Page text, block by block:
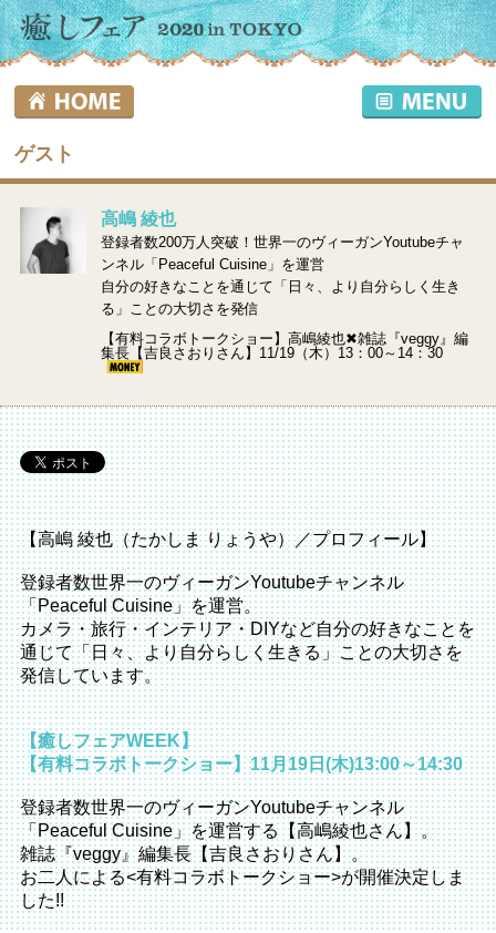
ゲスト
高嶋 綾也
登録者数200万人突破！世界一のヴィーガンYoutubeチャ
ンネル「Peaceful Cuisine」を運営
自分の好きなことを通じて「日々、より自分らしく生き
る」ことの大切さを発信
【有料コラボトークショー】高嶋綾也✖雑誌『veggy』編
集長【吉良さおりさん】11/19（木）13：00～14：30
【高嶋 綾也（たかしま りょうや）／プロフィール】
登録者数世界一のヴィーガンYoutubeチャンネル
「Peaceful Cuisine」を運営。
カメラ・旅行・インテリア・DIYなど自分の好きなことを
通じて「日々、より自分らしく生きる」ことの大切さを
発信しています。
【癒しフェアWEEK】
【有料コラボトークショー】11月19日(木)13:00～14:30
登録者数世界一のヴィーガンYoutubeチャンネル
「Peaceful Cuisine」を運営する【高嶋綾也さん】。
雑誌『veggy』編集長【吉良さおりさん】。
お二人による<有料コラボトークショー>が開催決定しま
した!!